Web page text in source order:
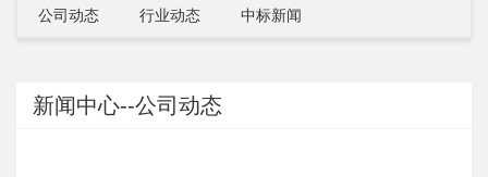
公司动态 行业动态 中标新闻
新闻中心--公司动态